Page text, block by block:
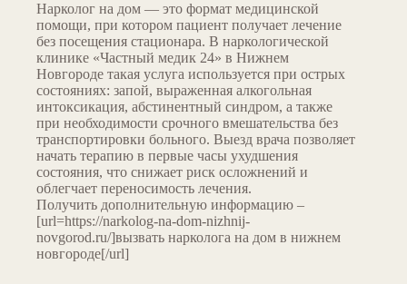
Нарколог на дом — это формат медицинской
помощи, при котором пациент получает лечение
без посещения стационара. В наркологической
клинике «Частный медик 24» в Нижнем
Новгороде такая услуга используется при острых
состояниях: запой, выраженная алкогольная
интоксикация, абстинентный синдром, а также
при необходимости срочного вмешательства без
транспортировки больного. Выезд врача позволяет
начать терапию в первые часы ухудшения
состояния, что снижает риск осложнений и
облегчает переносимость лечения.
Получить дополнительную информацию –
[url=https://narkolog-na-dom-nizhnij-
novgorod.ru/]вызвать нарколога на дом в нижнем
новгороде[/url]